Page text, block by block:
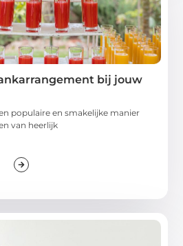
bij jouw
populaire en smakelijke manier
van heerlijk